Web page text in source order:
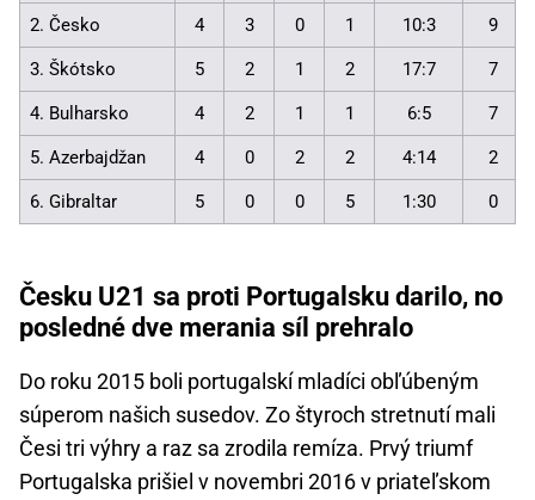
2. Česko 4 3 0 1 10:3 9
3. Škótsko 5 2 1 2 17:7 7
4. Bulharsko 4 2 1 1 6:5 7
5. Azerbajdžan 4 0 2 2 4:14 2
6. Gibraltar 5 0 0 5 1:30 0
Česku U21 sa proti Portugalsku darilo, no
posledné dve merania síl prehralo
Do roku 2015 boli portugalskí mladíci obľúbeným
súperom našich susedov. Zo štyroch stretnutí mali
Česi tri výhry a raz sa zrodila remíza. Prvý triumf
Portugalska prišiel v novembri 2016 v priateľskom